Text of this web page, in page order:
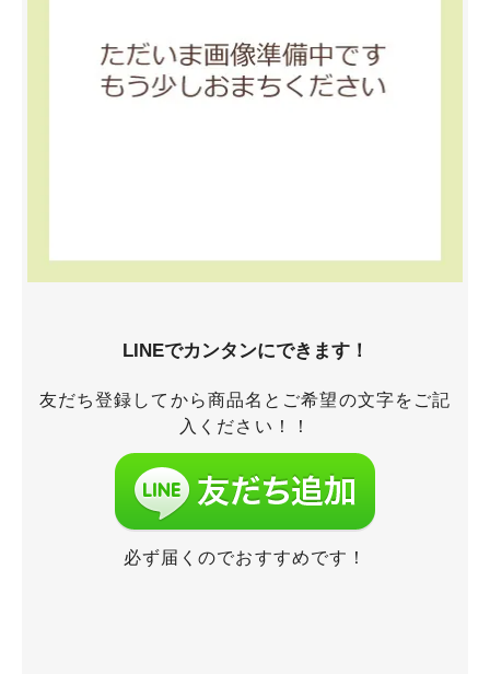
LINEでカンタンにできます！
友だち登録してから商品名とご希望の文字をご記
入ください！！
必ず届くのでおすすめです！